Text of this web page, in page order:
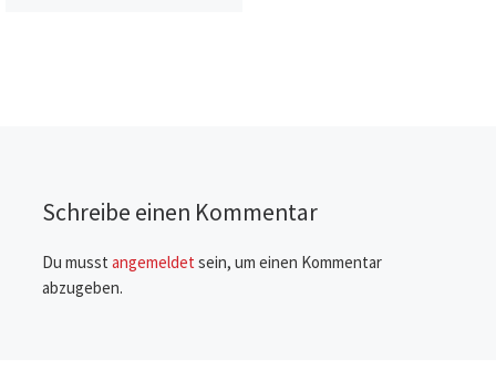
Schreibe einen Kommentar
Du musst angemeldet sein, um einen Kommentar
abzugeben.